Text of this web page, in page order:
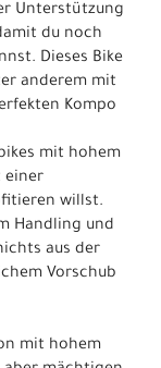
Unterstützung
du noch
Dieses Bike
anderem mit
Kompo
mit hohem
einer
willst.
Handling und
aus der
Vorschub
mit hohem